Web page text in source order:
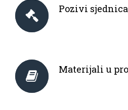
Pozivi
Materijali u